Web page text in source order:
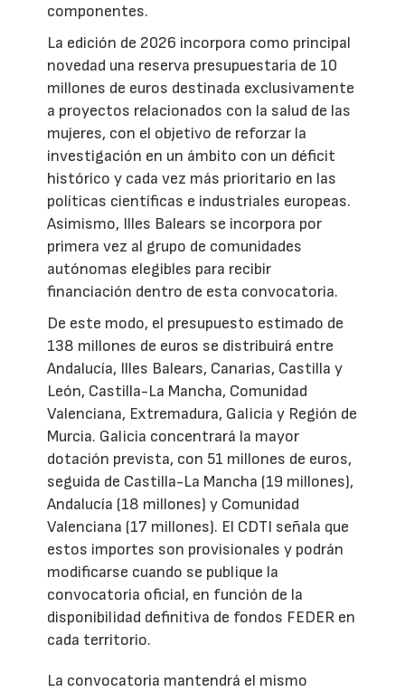
componentes.
La edición de 2026 incorpora como principal
novedad una reserva presupuestaria de 10
millones de euros destinada exclusivamente
a proyectos relacionados con la salud de las
mujeres, con el objetivo de reforzar la
investigación en un ámbito con un déficit
histórico y cada vez más prioritario en las
políticas científicas e industriales europeas.
Asimismo, Illes Balears se incorpora por
primera vez al grupo de comunidades
autónomas elegibles para recibir
financiación dentro de esta convocatoria.
De este modo, el presupuesto estimado de
138 millones de euros se distribuirá entre
Andalucía, Illes Balears, Canarias, Castilla y
León, Castilla-La Mancha, Comunidad
Valenciana, Extremadura, Galicia y Región de
Murcia. Galicia concentrará la mayor
dotación prevista, con 51 millones de euros,
seguida de Castilla-La Mancha (19 millones),
Andalucía (18 millones) y Comunidad
Valenciana (17 millones). El CDTI señala que
estos importes son provisionales y podrán
modificarse cuando se publique la
convocatoria oficial, en función de la
disponibilidad definitiva de fondos FEDER en
cada territorio.
La convocatoria mantendrá el mismo